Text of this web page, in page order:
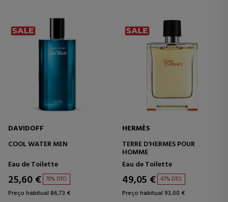
DAVIDOFF
COOL WATER MEN
Eau de Toilette
25,60 € 70% DTO.
Preço habitual 86,73 €
HERMÈS
TERRE D'HERMES POUR
HOMME
Eau de Toilette
49,05 € 47% DTO.
Preço habitual 93,00 €